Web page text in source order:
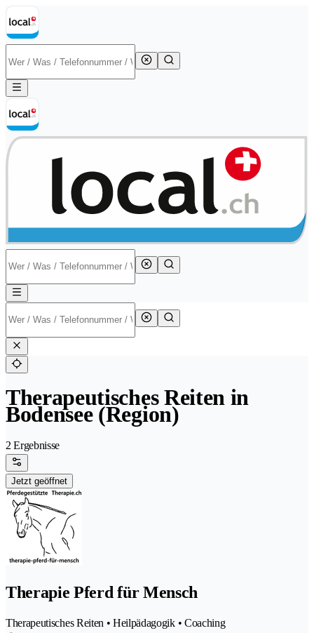
Therapeutisches Reiten in
Bodensee (Region)
2 Ergebnisse
Jetzt geöffnet
Therapie Pferd für Mensch
Therapeutisches Reiten • Heilpädagogik • Coaching